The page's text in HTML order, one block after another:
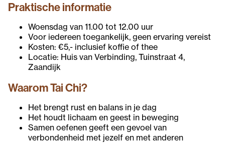
Praktische informatie
Woensdag van 11.00 tot 12.00 uur
Voor iedereen toegankelijk, geen ervaring vereist
Kosten: €5,- inclusief koffie of thee
Locatie: Huis van Verbinding, Tuinstraat 4,
Zaandijk
Waarom Tai Chi?
Het brengt rust en balans in je dag
Het houdt lichaam en geest in beweging
Samen oefenen geeft een gevoel van
verbondenheid met jezelf en met anderen